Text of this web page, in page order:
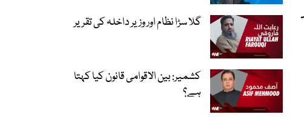
گلا سڑا نظام اور وزیر داخلہ کی تقریر
کشمیر: بین الاقوامی قانون کیا کہتا
ہے؟